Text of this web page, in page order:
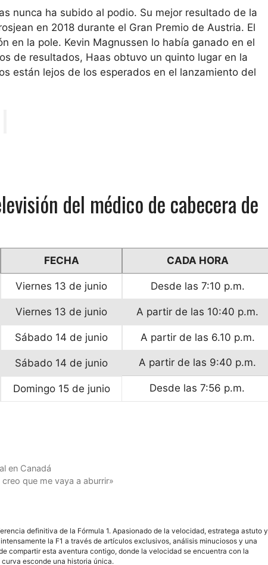
nunca ha subido al podio. Su mejor resultado de la
en 2018 durante el Gran Premio de Austria. El
en la pole. Kevin Magnussen lo había ganado en el
de resultados, Haas obtuvo un quinto lugar en la
están lejos de los esperados en el lanzamiento del
del médico de cabecera de
FECHA CADA HORA
Viernes 13 de junio Desde las 7:10 p.m.
Viernes 13 de junio A partir de las 10:40 p.m.
Sábado 14 de junio A partir de las 6.10 p.m.
Sábado 14 de junio A partir de las 9:40 p.m.
Domingo 15 de junio Desde las 7:56 p.m.
en Canadá
que me vaya a aburrir»
definitiva de la Fórmula 1. Apasionado de la velocidad, estratega astuto y
la F1 a través de artículos exclusivos, análisis minuciosos y una
compartir esta aventura contigo, donde la velocidad se encuentra con la
esconde una historia única.